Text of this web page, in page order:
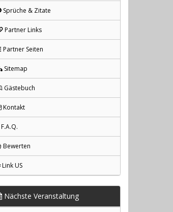
Sprüche & Zitate
Partner Links
Partner Seiten
Sitemap
Gästebuch
Kontakt
F.A.Q.
Bewerten
Link US
Nächste Veranstaltung